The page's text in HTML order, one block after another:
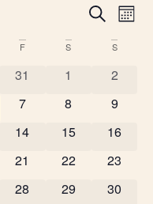
und
Suche
F S S
0 Veranstaltungen
31 0
1 0
2
0 Veranstaltungen
7 0
8 0
9
0 Veranstaltungen
14 0
15 0
16
0 Veranstaltungen
21 0
22 0
23
0 Veranstaltungen
28 0
29 0
30